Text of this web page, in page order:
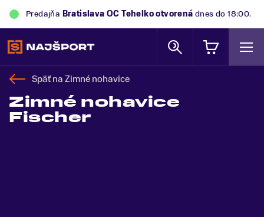
Predajňa Bratislava OC Tehelkootvorená dnes do 18:00.
Späť naZimné nohavice
Zimné nohavice
Fischer